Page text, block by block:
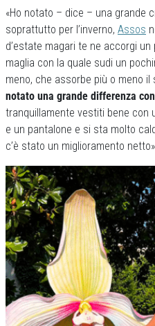
«Ho notato – dice – una grande
soprattutto per l’inverno, Assos
d’estate magari te ne accorgi un
maglia con la quale sudi un
meno, che assorbe più o meno il
notato una grande differenza
tranquillamente vestiti bene con
e un pantalone e si sta molto
c’è stato un miglioramento netto»